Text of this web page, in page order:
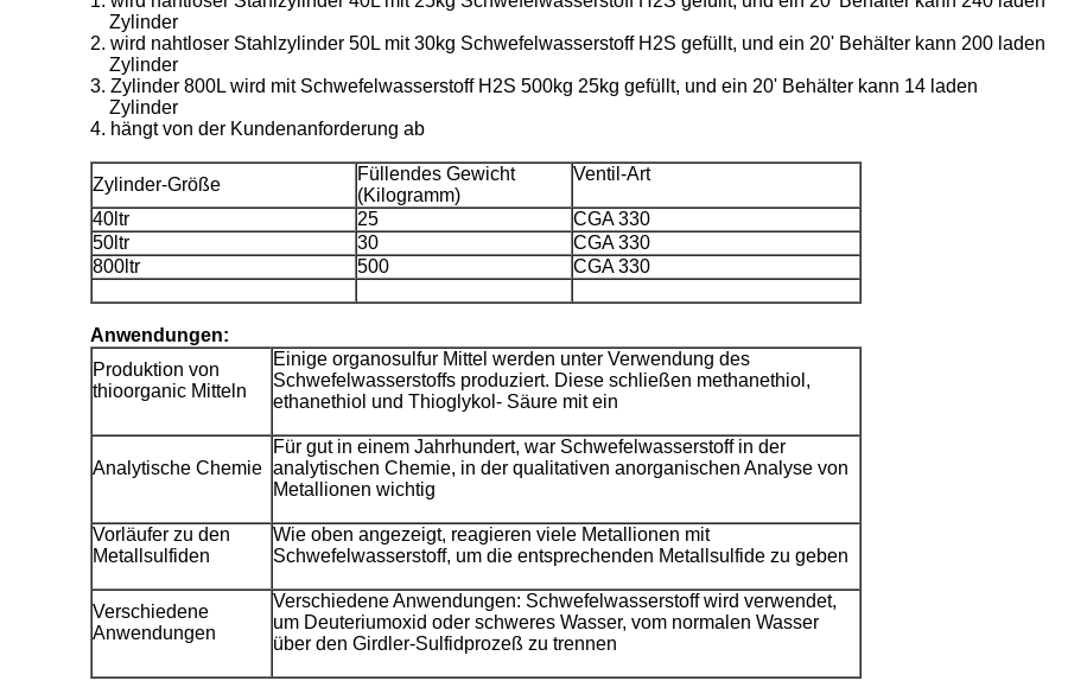
Zylinder
2. wird nahtloser Stahlzylinder 50L mit 30kg Schwefelwasserstoff H2S gefüllt, und ein 20' Behälter kann 200 laden
Zylinder
3. Zylinder 800L wird mit Schwefelwasserstoff H2S 500kg 25kg gefüllt, und ein 20' Behälter kann 14 laden
Zylinder
4. hängt von der Kundenanforderung ab
Zylinder-Größe
Füllendes Gewicht
(Kilogramm)
Ventil-Art
40ltr 25
CGA 330
50ltr
30
CGA 330
800ltr
500 CGA 330
Anwendungen:
Produktion von
thioorganic Mitteln
Einige organosulfur Mittel werden unter Verwendung des
Schwefelwasserstoffs produziert. Diese schließen methanethiol,
ethanethiol und Thioglykol- Säure mit ein
Analytische Chemie
Für gut in einem Jahrhundert, war Schwefelwasserstoff in der
analytischen Chemie, in der qualitativen anorganischen Analyse von
Metallionen wichtig
Vorläufer zu den
Metallsulfiden
Wie oben angezeigt, reagieren viele Metallionen mit
Schwefelwasserstoff, um die entsprechenden Metallsulfide zu geben
Verschiedene
Anwendungen
Verschiedene Anwendungen: Schwefelwasserstoff wird verwendet,
um Deuteriumoxid oder schweres Wasser, vom normalen Wasser
über den Girdler-Sulfidprozeß zu trennen